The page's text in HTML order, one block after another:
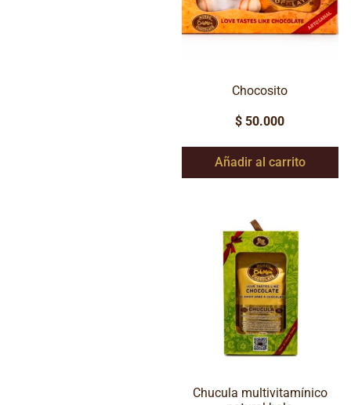
Chocosito
$ 50.000
Añadir al carrito
Chucula multivitamínico